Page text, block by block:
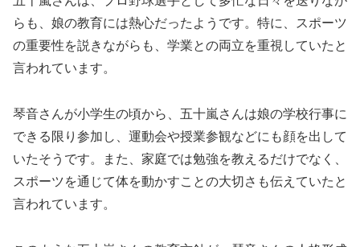
らも、娘の教育には熱心だったようです。特に、スポーツ
の重要性を説きながらも、学業との両立を重視していたと
言われています。
琴音さんが小学生の頃から、五十嵐さんは娘の学校行事に
できる限り参加し、運動会や授業参観などにも顔を出して
いたそうです。また、家庭では勉強を教えるだけでなく、
スポーツを通じて体を動かすことの大切さも伝えていたと
言われています。